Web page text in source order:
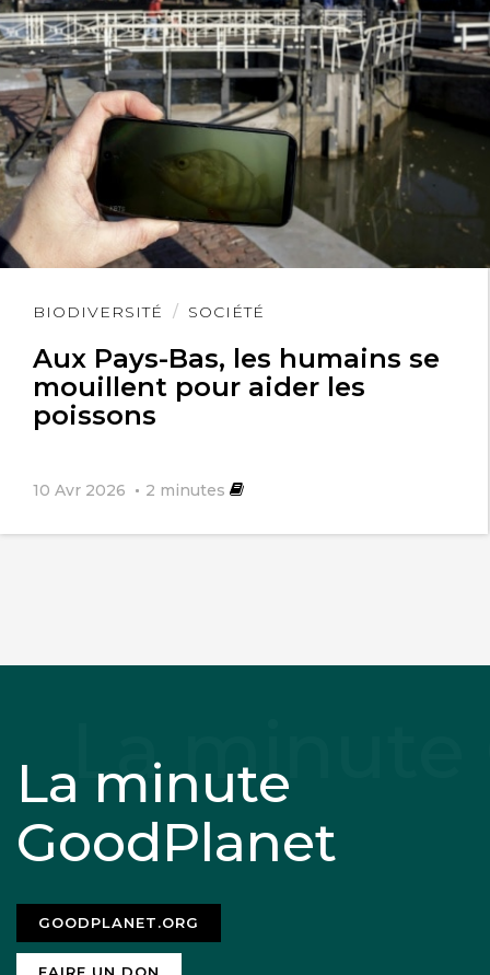
BIODIVERSITÉ SOCIÉTÉ
Aux Pays-Bas, les humains se
mouillent pour aider les
poissons
10 Avr 2026 2 minutes
Lire
La minute
GoodPlanet
GOODPLANET.ORG
FAIRE UN DON